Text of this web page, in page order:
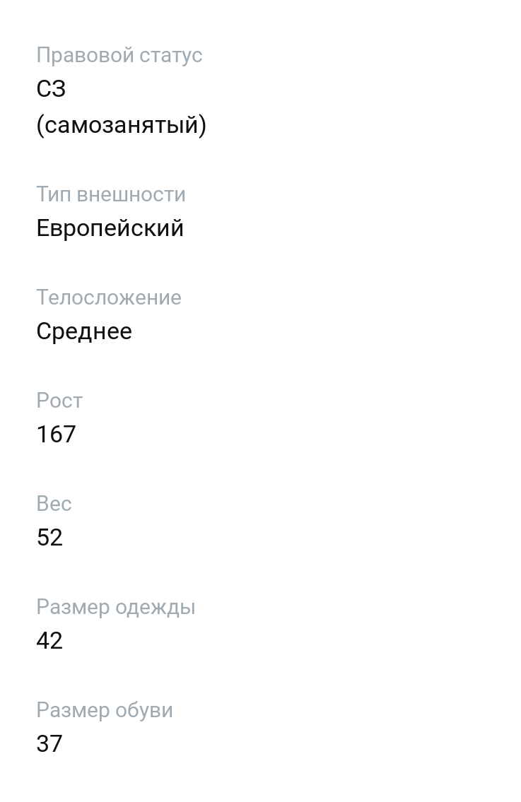
Правовой статус
СЗ
(самозанятый)
Тип внешности
Европейский
Телосложение
Среднее
Рост
167
Вес
52
Размер одежды
42
Размер обуви
37